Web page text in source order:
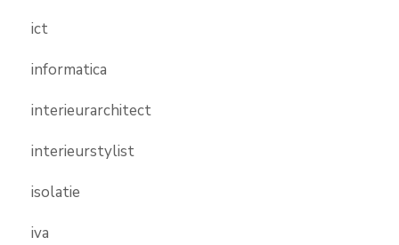
ict
informatica
interieurarchitect
interieurstylist
isolatie
iva